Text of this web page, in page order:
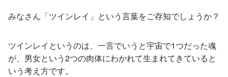
みなさん「ツインレイ」という言葉をご存知でしょうか？
ツインレイというのは、一言でいうと宇宙で1つだった魂
が、男女という2つの肉体にわかれて生まれてきていると
いう考え方です。